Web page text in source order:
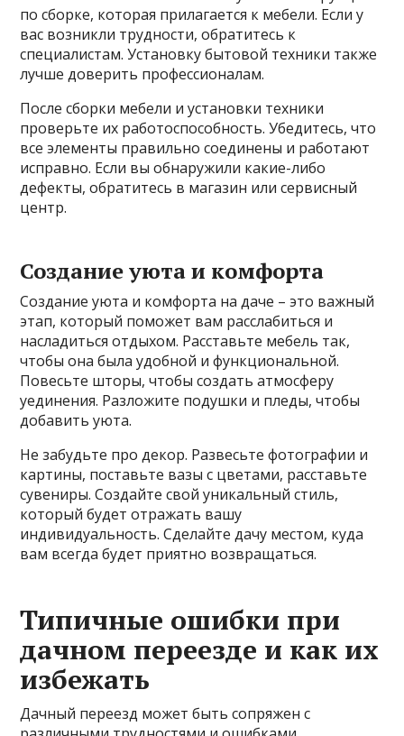
по сборке, которая прилагается к мебели. Если у
вас возникли трудности, обратитесь к
специалистам. Установку бытовой техники также
лучше доверить профессионалам.
После сборки мебели и установки техники
проверьте их работоспособность. Убедитесь, что
все элементы правильно соединены и работают
исправно. Если вы обнаружили какие-либо
дефекты, обратитесь в магазин или сервисный
центр.
Создание уюта и комфорта
Создание уюта и комфорта на даче – это важный
этап, который поможет вам расслабиться и
насладиться отдыхом. Расставьте мебель так,
чтобы она была удобной и функциональной.
Повесьте шторы, чтобы создать атмосферу
уединения. Разложите подушки и пледы, чтобы
добавить уюта.
Не забудьте про декор. Развесьте фотографии и
картины, поставьте вазы с цветами, расставьте
сувениры. Создайте свой уникальный стиль,
который будет отражать вашу
индивидуальность. Сделайте дачу местом, куда
вам всегда будет приятно возвращаться.
Типичные ошибки при
дачном переезде и как их
избежать
Дачный переезд может быть сопряжен с